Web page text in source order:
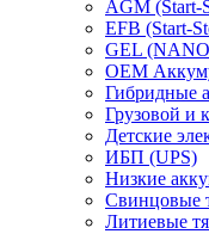
AGM (Start-
EFB (Start-
GEL
OEM
Гибридные
Грузовой и
Детские
ИБП (UPS)
Низкие
Свинцовые
Литиевые